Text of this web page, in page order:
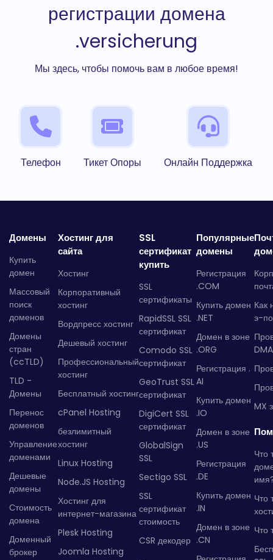
регистрации домена
.versicherung
Мы здесь, чтобы помочь вам в любое время!
Телефон Тикет Опоры Онлайн Поддержка
Домены
Купить
домен
Массовый
поиск
доменов
Домены
стран
(ccTLD)
TLD -
Домены
Перенос
доменов
Управление
доменами
Дешевые
домены
Стоимость
домена
Доменный
брокер
Хостинг для
сайта
Хостинг
Корпоративный
хостинг
Вордпресс хостинг
Дешевый хостинг
Профессиональный
хостинг
Бесплатный хостинг
cPanel Hosting
безлимитный
хостинг
Linux Hosting
Node.JS Hosting
Хостинг для
интернет-магазина
Plesk Hosting
Joomla Hosting
SSL
сертификат
купить
SSL
сертификаты
RapidSSL SSL
сертификат
Comodo SSL
сертификат
GeoTrust SSL
сертификат
DigiCert SSL
сертификат
GlobalSign
SSL
Sectigo SSL
SSL
сертификат
стоимость
CSR декодер
Популярные
домены
Регистрация
.COM
Купить домен
.NET
Домен в зоне
.ORG
Регистрация .
AI
Купить домен
.IO
Домен в зоне
.US
Регистрация
.DE
Купить домен
.IN
Домен в зоне
.CN
Как
э-
MX
Что
Что
Что